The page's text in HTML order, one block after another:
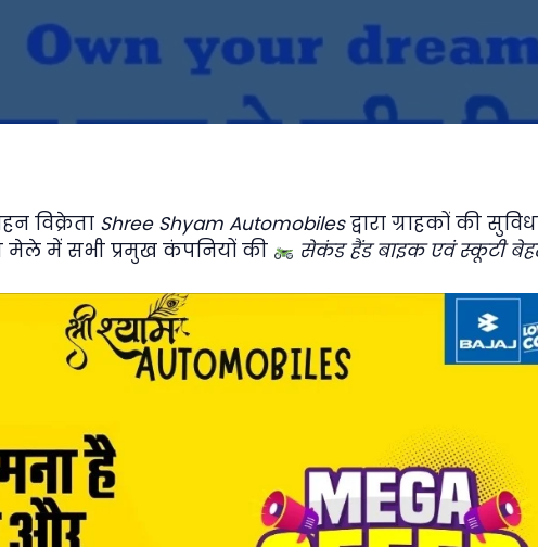
विक्रेता Shree Shyam Automobilesद्वारा ग्राहकों की
मेले में सभी प्रमुख कंपनियों की
सेकंड हैंड बाइक एवं स्कूटी